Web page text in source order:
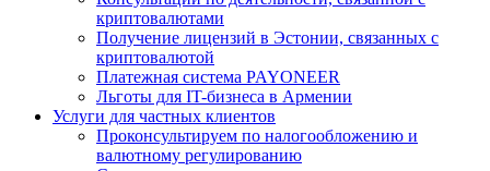
криптовалютами
Получение лицензий в Эстонии, связанных с
криптовалютой
Платежная система PAYONEER
Льготы для IT-бизнеса в Армении
Услуги для частных клиентов
Проконсультируем по налогообложению и
валютному регулированию